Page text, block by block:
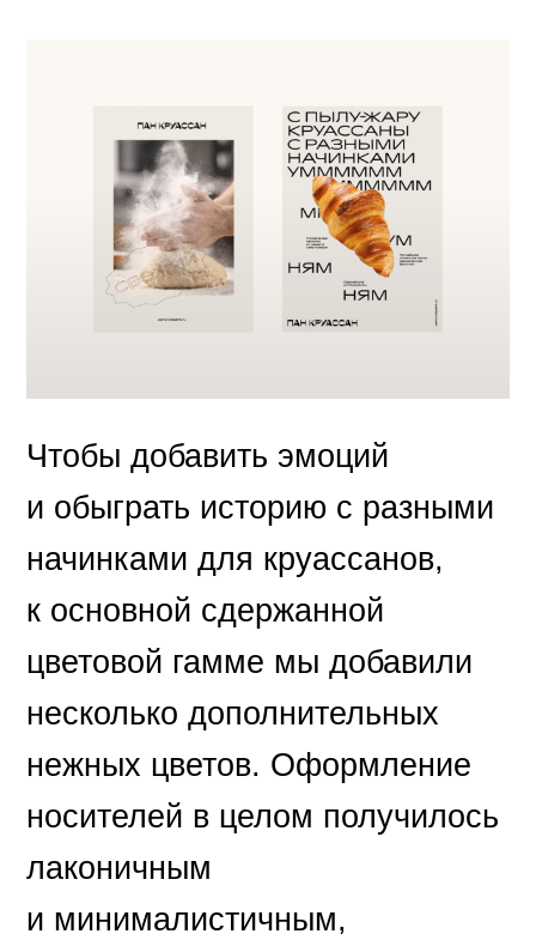
Чтобы добавить эмоций
и обыграть историю с разными
начинками для круассанов,
к основной сдержанной
цветовой гамме мы добавили
несколько дополнительных
нежных цветов. Оформление
носителей в целом получилось
лаконичным
и минималистичным,